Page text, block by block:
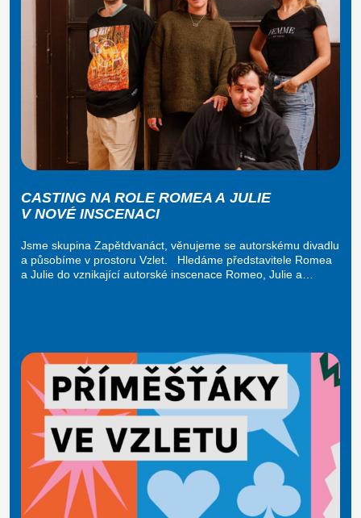
CASTING NA ROLE ROMEA A JULIE
V NOVÉ INSCENACI
Jsme skupina Zapětdvanáct, věnujeme se autorskému divadlu
a působíme v prostoru Vzlet. Hledáme představitele Romea
a Julie do vznikající autorské inscenace Romeo, Julie a…